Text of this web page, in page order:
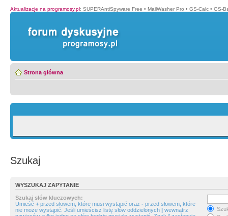
Aktualizacje na programosy.pl: SUPERAntiSpyware Free • MailWasher Pro • GS-Calc • GS-
Strona główna
Szukaj
WYSZUKAJ ZAPYTANIE
Szukaj słów kluczowych:
Umieść + przed słowem, które musi wystąpić oraz - przed słowem, które
nie może wystąpić. Jeśli umieścisz listę słów oddzielonych | wewnątrz